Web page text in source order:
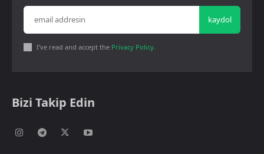
kaydol
I've read and accept the Privacy Policy.
Bizi Takip Edin